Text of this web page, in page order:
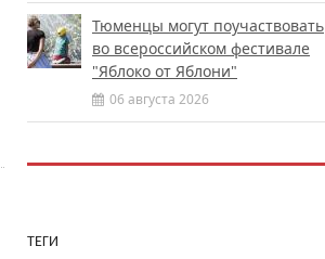
Тюменцы могут поучаствовать
во всероссийском фестивале
"Яблоко от Яблони"
06 августа 2026
ТЕГИ